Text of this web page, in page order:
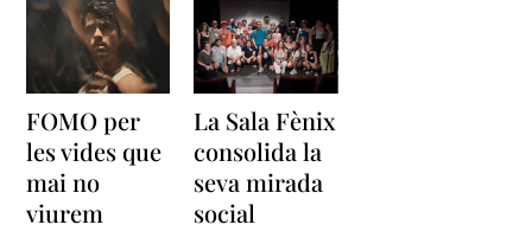
FOMO per
les vides que
mai no
viurem
La Sala Fènix
consolida la
seva mirada
social